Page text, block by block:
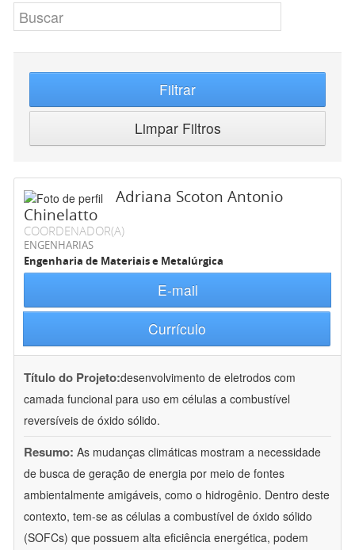
Filtrar
Limpar Filtros
Adriana Scoton Antonio
Chinelatto
COORDENADOR(A)
ENGENHARIAS
Engenharia de Materiais e Metalúrgica
E-mail
Currículo
Título do Projeto:desenvolvimento de eletrodos com
camada funcional para uso em células a combustível
reversíveis de óxido sólido.
Resumo: As mudanças climáticas mostram a necessidade
de busca de geração de energia por meio de fontes
ambientalmente amigáveis, como o hidrogênio. Dentro deste
contexto, tem-se as células a combustível de óxido sólido
(SOFCs) que possuem alta eficiência energética, podem